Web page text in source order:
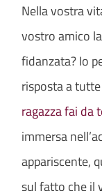
Nella vostra
vostro amico
fidanzata? Io
risposta a
ragazza fai da
immersa
appariscente,
sul fatto che il